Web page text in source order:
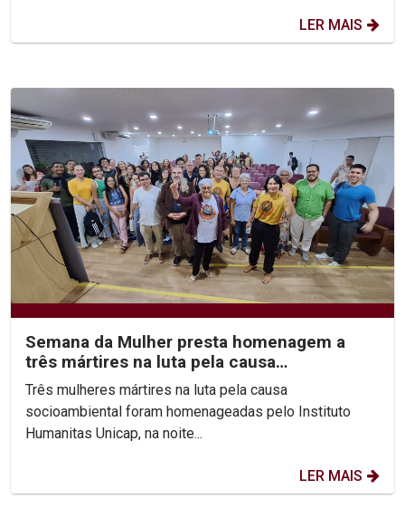
LER MAIS
Semana da Mulher presta homenagem a
três mártires na luta pela causa
socioambiental
Três mulheres mártires na luta pela causa
socioambiental foram homenageadas pelo Instituto
Humanitas Unicap, na noite...
LER MAIS